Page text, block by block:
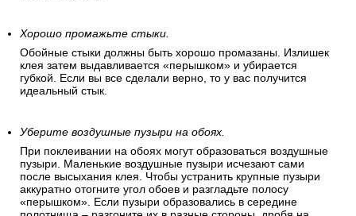
Хорошо промажьте стыки.
Обойные стыки должны быть хорошо промазаны. Излишек
клея затем выдавливается «перышком» и убирается
губкой. Если вы все сделали верно, то у вас получится
идеальный стык.
Уберите воздушные пузыри на обоях.
При поклеивании на обоях могут образоваться воздушные
пузыри. Маленькие воздушные пузыри исчезают сами
после высыхания клея. Чтобы устранить крупные пузыри
аккуратно отогните угол обоев и разгладьте полосу
«перышком». Если пузыри образовались в середине